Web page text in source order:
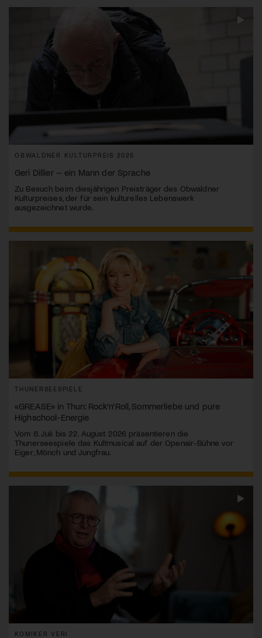
OBWALDNER KULTURPREIS 2025
Geri Dillier – ein Mann der Sprache
Zu Besuch beim diesjährigen Preisträger des Obwaldner
Kulturpreises, der für sein kulturelles Lebenswerk
ausgezeichnet wurde.
THUNERSEESPIELE
«GREASE» in Thun: Rock’n’Roll, Sommerliebe und pure
Highschool-Energie
Vom 8. Juli bis 22. August 2026 präsentieren die
Thunerseespiele das Kultmusical auf der Openair-Bühne vor
Eiger, Mönch und Jungfrau.
KOMIKER VERI